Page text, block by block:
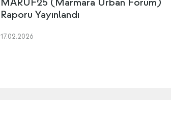
Raporu Yayınlandı
17.02.2026